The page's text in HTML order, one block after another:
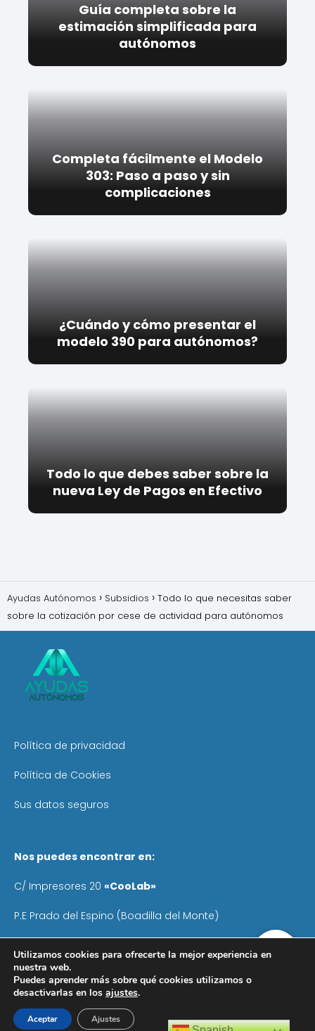
Guía completa sobre la
estimación simplificada para
autónomos
Completa fácilmente el Modelo
303: Paso a paso y sin
complicaciones
¿Cuándo y cómo presentar el
modelo 390 para autónomos?
Todo lo que debes saber sobre la
nueva Ley de Pagos en Efectivo
Ayudas Autónomos Subsidios
Todo lo que necesitas saber
sobre la cotización por cese de actividad para autónomos
Política de privacidad
Política de Cookies
Sus datos seguros
Nos puedes encontrar en:
C/ Impresores 20 «CooLab»
P.E Prado del Espino (Boadilla del Monte)
Email:info@ayudasautonomos.com
Utilizamos cookies para ofrecerte la mejor experiencia en
nuestra web.
Puedes aprender más sobre qué cookies utilizamos o
desactivarlas en los ajustes.
Aceptar Ajustes